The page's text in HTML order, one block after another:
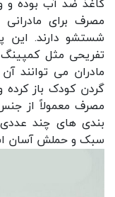
کاغذ ضد آب بوده و
مصرف برای
شستشو دارند. این
تفریحی مثل کمپینگ
مادران می‌ توانند
گردن کودک باز کرده
مصرف معمولاً از
بندی‌ های چند
سبک و حملش آسان